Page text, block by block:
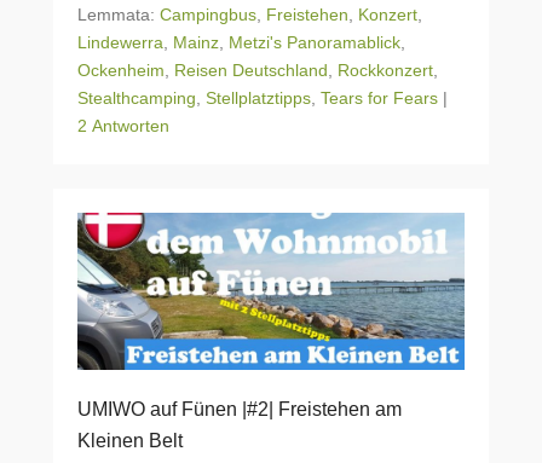
Lemmata: Campingbus Freistehen Konzert
Lindewerra
Mainz Metzi's Panoramablick
Ockenheim
Reisen Deutschland Rockkonzert
Stealthcamping Stellplatztipps Tears for Fears |
2 Antworten
UMIWO auf Fünen |#2| Freistehen am
Kleinen Belt